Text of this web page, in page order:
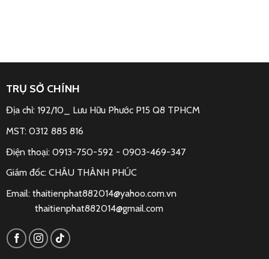
TRỤ SỞ CHÍNH
Địa chỉ: 192/10_ Lưu Hữu Phước P15 Q8 TPHCM
MST: 0312 885 816
Điện thoại: 0913-750-592 - 0903-469-347
Giám đốc: CHÂU THÀNH PHÚC
Email: thaitienphat882014@yahoo.com.vn
thaitienphat882014@gmail.com